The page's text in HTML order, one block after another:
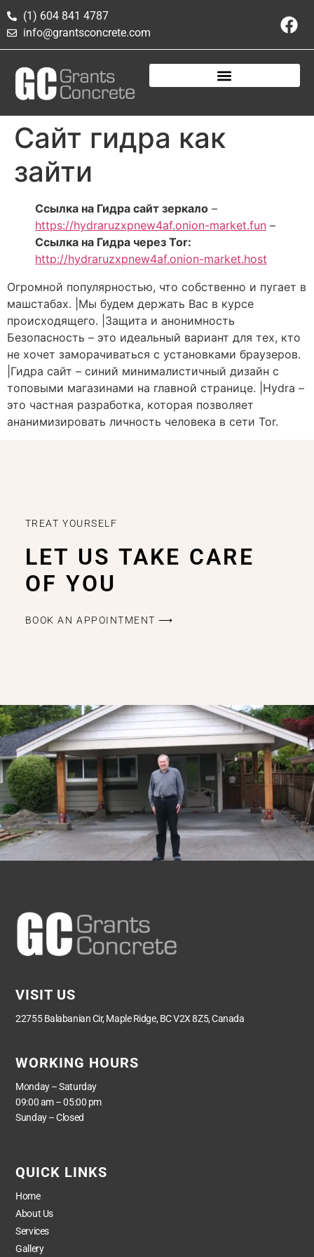
(1) 604 841 4787
info@grantsconcrete.com
Сайт гидра как
зайти
Ссылка на Гидра сайт зеркало –
https://hydraruzxpnew4af.onion-market.fun –
Ссылка на Гидра через Tor:
http://hydraruzxpnew4af.onion-market.host
Огромной популярностью, что собственно и пугает в
машстабах. |Мы будем держать Вас в курсе
происходящего. |Защита и анонимность
Безопасность – это идеальный вариант для тех, кто
не хочет заморачиваться с установками браузеров.
|Гидра сайт – синий минималистичный дизайн с
топовыми магазинами на главной странице. |Hydra –
это частная разработка, которая позволяет
ананимизировать личность человека в сети Tor.
TREAT YOURSELF
LET US TAKE CARE
OF YOU
BOOK AN APPOINTMENT ⟶
VISIT US
22755 Balabanian Cir, Maple Ridge, BC V2X 8Z5, Canada
WORKING HOURS
Monday – Saturday
09:00 am – 05:00 pm
Sunday – Closed
QUICK LINKS
Home
About Us
Services
Gallery